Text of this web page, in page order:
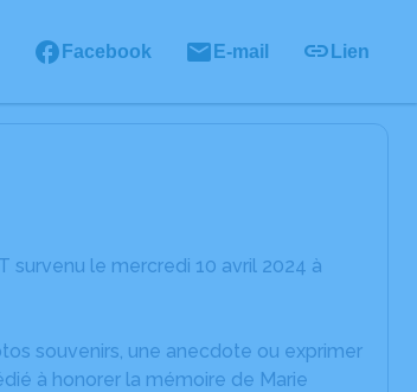
Facebook E-mail Lien
survenu le mercredi 10 avril 2024 à
souvenirs, une anecdote ou exprimer
à honorer la mémoire de Marie